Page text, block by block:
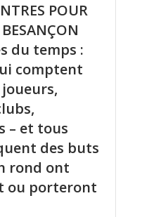
POUR
du temps :
comptent
– et tous
des buts
rond ont
ou porteront